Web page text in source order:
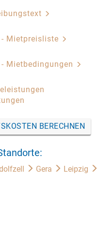
Mietpreisliste
Mietbedingungen
BERECHNEN
Gera Leipzig